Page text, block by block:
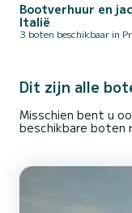
Bootverhuur en
Italië
3 boten beschikbaar in
Dit zijn alle
Misschien bent u
beschikbare boten